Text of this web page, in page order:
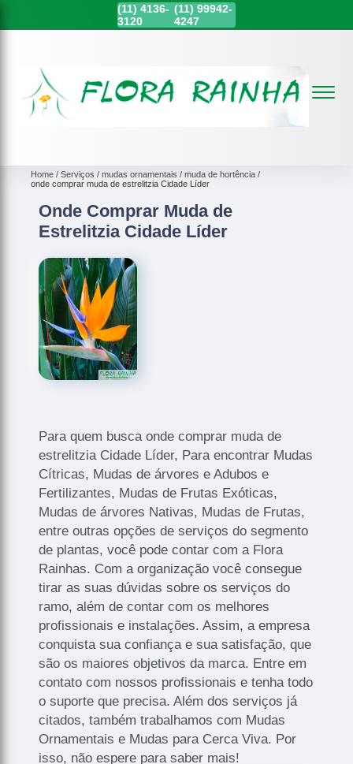
(11) 4136-
3120
(11)99942-
4247
Home Serviços mudas ornamentais
muda de hortência
onde comprar muda de estrelitzia Cidade Líder
Onde Comprar Muda de
Estrelitzia Cidade Líder
Para quem busca onde comprar muda de
estrelitzia Cidade Líder, Para encontrar Mudas
Cítricas, Mudas de árvores e Adubos e
Fertilizantes, Mudas de Frutas Exóticas,
Mudas de árvores Nativas, Mudas de Frutas,
entre outras opções de serviços do segmento
de plantas, você pode contar com a Flora
Rainhas. Com a organização você consegue
tirar as suas dúvidas sobre os serviços do
ramo, além de contar com os melhores
profissionais e instalações. Assim, a empresa
conquista sua confiança e sua satisfação, que
são os maiores objetivos da marca. Entre em
contato com nossos profissionais e tenha todo
o suporte que precisa. Além dos serviços já
citados, também trabalhamos com Mudas
Ornamentais e Mudas para Cerca Viva. Por
isso, não espere para saber mais!